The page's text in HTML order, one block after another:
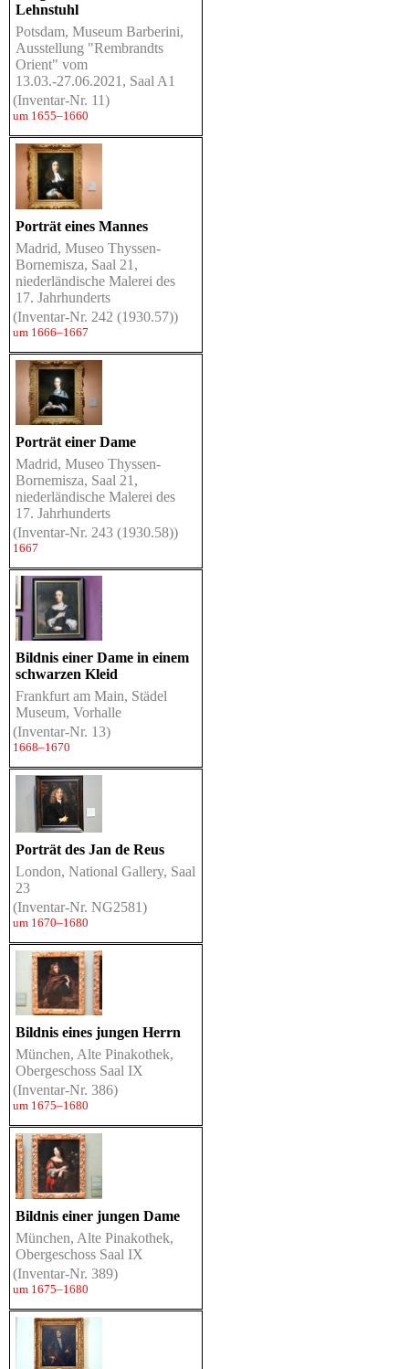
Lehnstuhl
Potsdam, Museum Barberini,
Ausstellung "Rembrandts
Orient" vom
13.03.-27.06.2021, Saal A1
(Inventar-Nr. 11)
um 1655–1660
Porträt eines Mannes
Madrid, Museo Thyssen-
Bornemisza, Saal 21,
niederländische Malerei des
17. Jahrhunderts
(Inventar-Nr. 242 (1930.57))
um 1666–1667
Porträt einer Dame
Madrid, Museo Thyssen-
Bornemisza, Saal 21,
niederländische Malerei des
17. Jahrhunderts
(Inventar-Nr. 243 (1930.58))
1667
Bildnis einer Dame in einem
schwarzen Kleid
Frankfurt am Main, Städel
Museum, Vorhalle
(Inventar-Nr. 13)
1668–1670
Porträt des Jan de Reus
London, National Gallery, Saal
23
(Inventar-Nr. NG2581)
um 1670–1680
Bildnis eines jungen Herrn
München, Alte Pinakothek,
Obergeschoss Saal IX
(Inventar-Nr. 386)
um 1675–1680
Bildnis einer jungen Dame
München, Alte Pinakothek,
Obergeschoss Saal IX
(Inventar-Nr. 389)
um 1675–1680